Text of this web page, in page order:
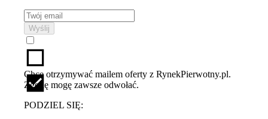
Wyślij
Chcę otrzymywać mailem oferty z RynekPierwotny.pl.
Zgodę mogę zawsze odwołać.
PODZIEL SIĘ: